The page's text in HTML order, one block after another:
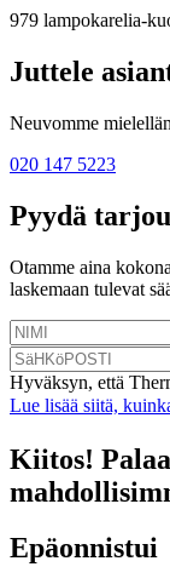
979 lampokarelia-
Juttele
Neuvomme
020 147 5223
Pyydä
Otamme aina
laskemaan tulevat
Hyväksyn, että
Lue lisää siitä,
Kiitos!
Epäonnistui